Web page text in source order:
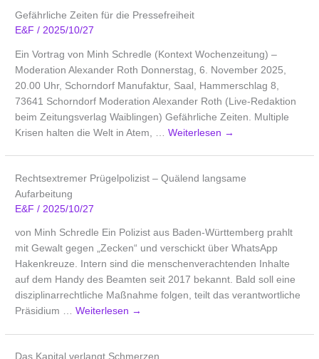
Gefährliche Zeiten für die Pressefreiheit
E&F/ 2025/10/27
Ein Vortrag von Minh Schredle (Kontext Wochenzeitung) –
Moderation Alexander Roth Donnerstag, 6. November 2025,
20.00 Uhr, Schorndorf Manufaktur, Saal, Hammerschlag 8,
73641 Schorndorf Moderation Alexander Roth (Live-Redaktion
beim Zeitungsverlag Waiblingen) Gefährliche Zeiten. Multiple
Krisen halten die Welt in Atem, …Weiterlesen →
Rechtsextremer Prügelpolizist – Quälend langsame
Aufarbeitung
E&F/ 2025/10/27
von Minh Schredle Ein Polizist aus Baden-Württemberg prahlt
mit Gewalt gegen „Zecken“ und verschickt über WhatsApp
Hakenkreuze. Intern sind die menschenverachtenden Inhalte
auf dem Handy des Beamten seit 2017 bekannt. Bald soll eine
disziplinarrechtliche Maßnahme folgen, teilt das verantwortliche
Präsidium …Weiterlesen →
Das Kapital verlangt Schmerzen